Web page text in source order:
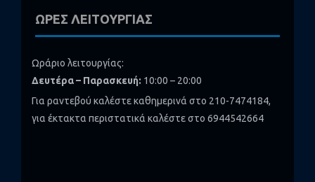
ΩΡΕΣ ΛΕΙΤΟΥΡΓΙΑΣ
Ωράριο λειτουργίας:
Δευτέρα – Παρασκευή: 10:00 – 20:00
Για ραντεβού καλέστε καθημερινά στο 210-7474184,
για έκτακτα περιστατικά καλέστε στο 6944542664